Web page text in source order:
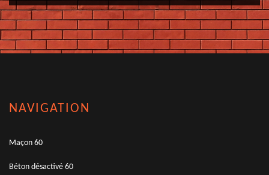
NAVIGATION
Maçon 60
Béton désactivé 60